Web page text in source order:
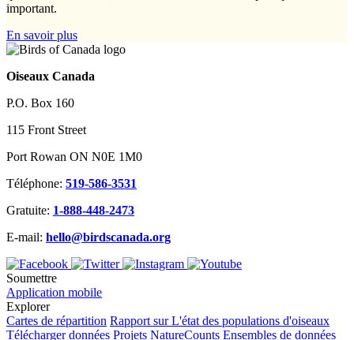
important.
En savoir plus
Oiseaux Canada
P.O. Box 160
115 Front Street
Port Rowan ON N0E 1M0
Téléphone: 519-586-3531
Gratuite: 1-888-448-2473
E-mail: hello@birdscanada.org
Soumettre
Application mobile
Explorer
Cartes de répartition Rapport sur L'état des populations d'oiseaux
Télécharger données Projets NatureCounts Ensembles de données